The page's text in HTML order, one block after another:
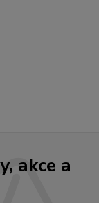
akce a